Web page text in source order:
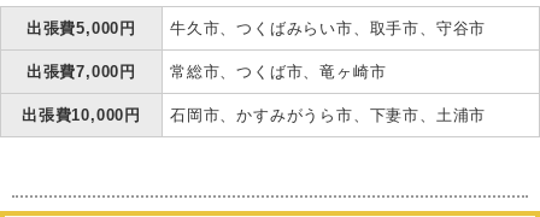
出張費5,000円 牛久市、つくばみらい市、取手市、守谷市
出張費7,000円 常総市、つくば市、竜ヶ崎市
出張費10,000円 石岡市、かすみがうら市、下妻市、土浦市